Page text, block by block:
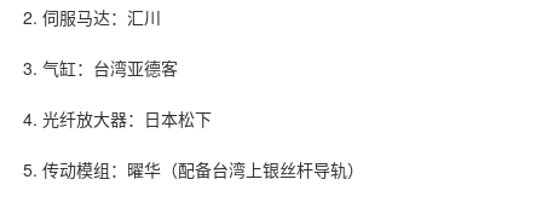
2. 伺服马达：汇川
3. 气缸：台湾亚德客
4. 光纤放大器：日本松下
5. 传动模组：曜华（配备台湾上银丝杆导轨）